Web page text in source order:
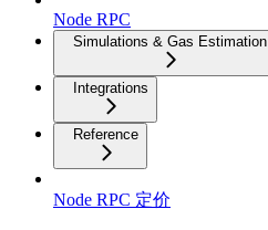
Node RPC
Simulations & Gas Estimation
Integrations
Reference
Node RPC 定价